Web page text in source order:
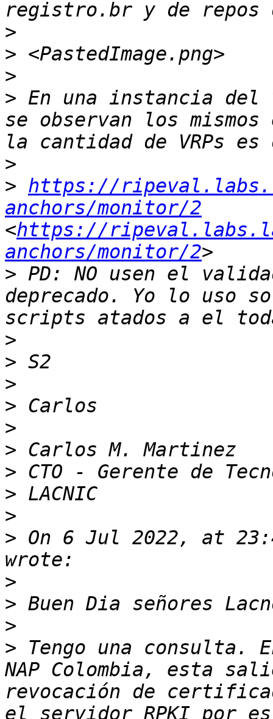
>
>
>
> En una instancia del
se observan los
>
> https://
anchors/monitor/2
<https://
anchors/monitor/2
> PD: NO usen el
deprecado. Yo lo uso
>
>
>
>
>
>
>
>
>
> On 6 Jul 2022, at
>
>
>
> Tengo una consulta.
NAP Colombia, esta
revocación de